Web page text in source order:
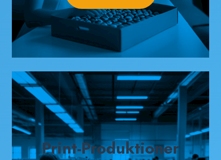
Print-Produktioner